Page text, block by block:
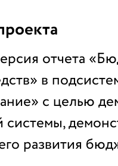
отчета
в
с целью
развития